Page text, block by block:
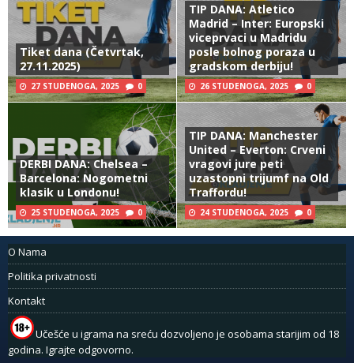
Tiket dana (Četvrtak,
27.11.2025)
27 STUDENOGA, 2025 0
TIP DANA: Atletico
Madrid – Inter: Europski
viceprvaci u Madridu
posle bolnog poraza u
gradskom derbiju!
26 STUDENOGA, 2025 0
DERBI DANA: Chelsea –
Barcelona: Nogometni
klasik u Londonu!
25 STUDENOGA, 2025 0
TIP DANA: Manchester
United – Everton: Crveni
vragovi jure peti
uzastopni trijumf na Old
Traffordu!
24 STUDENOGA, 2025 0
O Nama
Politika privatnosti
Kontakt
Učešće u igrama na sreću dozvoljeno je osobama starijim od 18
godina. Igrajte odgovorno.